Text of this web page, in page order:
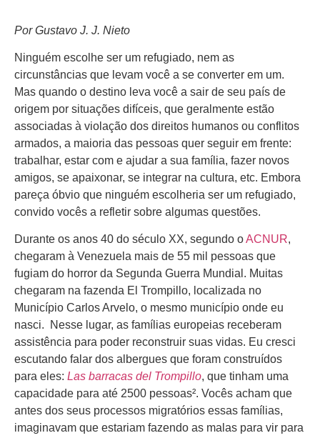
Por Gustavo J. J. Nieto
Ninguém escolhe ser um refugiado, nem as
circunstâncias que levam você a se converter em um.
Mas quando o destino leva você a sair de seu país de
origem por situações difíceis, que geralmente estão
associadas à violação dos direitos humanos ou conflitos
armados, a maioria das pessoas quer seguir em frente:
trabalhar, estar com e ajudar a sua família, fazer novos
amigos, se apaixonar, se integrar na cultura, etc. Embora
pareça óbvio que ninguém escolheria ser um refugiado,
convido vocês a refletir sobre algumas questões.
Durante os anos 40 do século XX, segundo oACNUR,
chegaram à Venezuela mais de 55 mil pessoas que
fugiam do horror da Segunda Guerra Mundial. Muitas
chegaram na fazenda El Trompillo, localizada no
Município Carlos Arvelo, o mesmo município onde eu
nasci. Nesse lugar, as famílias europeias receberam
assistência para poder reconstruir suas vidas. Eu cresci
escutando falar dos albergues que foram construídos
para eles: Las barracas del Trompillo, que tinham uma
capacidade para até 2500 pessoas². Vocês acham que
antes dos seus processos migratórios essas famílias,
imaginavam que estariam fazendo as malas para vir para